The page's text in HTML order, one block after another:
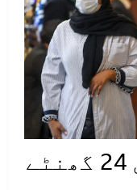
قیمتوں کی نگرانی 24 گھنٹے